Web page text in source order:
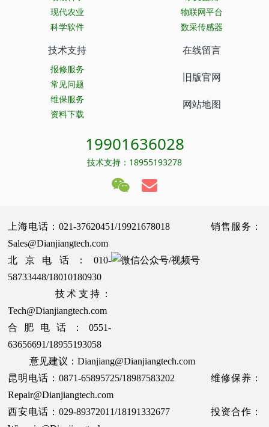
现代农业
科学软件
物联网平台
数采传感器
技术支持
报修服务
常见问题
维保服务
资料下载
在线留言
旧版官网
网站地图
19901636028
技术支持：18955193278
上海电话：021-37620451/19921678018 销售服务：
Sales@Dianjiangtech.com
北京电话：010-
58733448/18010180930
技术支持：
Tech@Dianjiangtech.com
合肥电话：0551-
63656691/18955193058
意见建议：Dianjiang@Dianjiangtech.com
昆明电话：0871-65895725/18987583202 维修保养：
Repair@Dianjiangtech.com
西安电话：029-89372011/18191332677 投资合作：